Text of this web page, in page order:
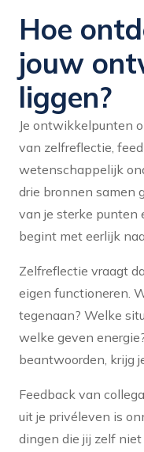
Hoe
jouw
liggen?
Je ontwikkelpunten
van zelfreflectie,
wetenschappelijk
drie bronnen samen
van je sterke punten
begint met eerlijk
Zelfreflectie vraagt
eigen functioneren.
tegenaan? Welke
welke geven
beantwoorden, krijg
Feedback van
uit je privéleven is
dingen die jij zelf